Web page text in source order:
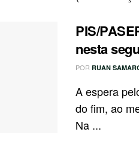
PIS/
nesta
POR RUAN
A espera
do fim, ao
Na ...